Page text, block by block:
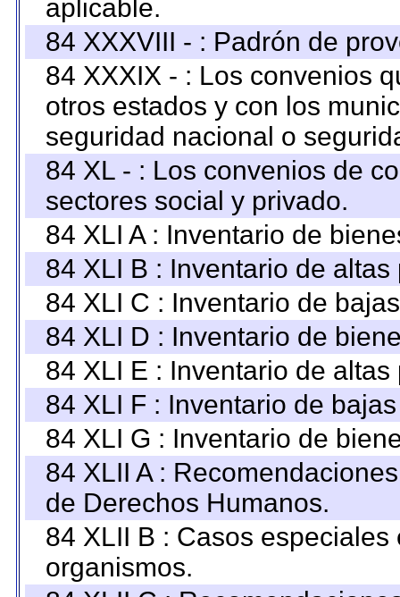
aplicable.
84 XXXVIII - : Padrón de
84 XXXIX - : Los convenios
otros estados y con los
seguridad nacional o
84 XL - : Los convenios de
sectores social y privado.
84 XLI A : Inventario de
84 XLI B : Inventario de
84 XLI C : Inventario de
84 XLI D : Inventario de
84 XLI E : Inventario de
84 XLI F : Inventario de
84 XLI G : Inventario de
84 XLII A :
de Derechos Humanos.
84 XLII B : Casos
organismos.